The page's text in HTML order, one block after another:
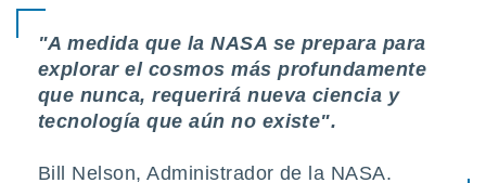
"A medida que la NASA se prepara para
explorar el cosmos más profundamente
que nunca, requerirá nueva ciencia y
tecnología que aún no existe".
Bill Nelson, Administrador de la NASA.